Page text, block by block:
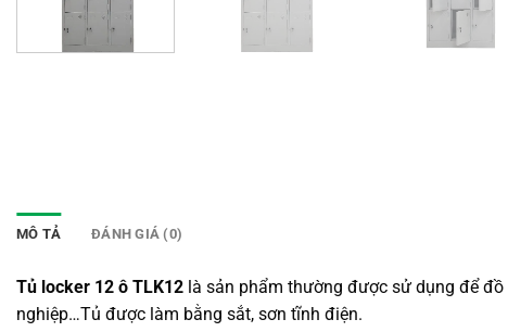
MÔ TẢ ĐÁNH GIÁ (0)
Tủ locker 12 ô TLK12 là sản phẩm thường được sử dụng để
nghiệp…Tủ được làm bằng sắt, sơn tĩnh điện.